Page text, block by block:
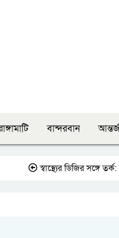
বান্দরবান
স্বাস্থ্যের ডিজির সঙ্গে তর্ক: